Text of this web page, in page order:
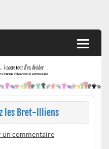
les Bret-Illiens
un commentaire